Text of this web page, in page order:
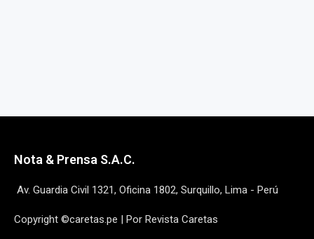
Nota & Prensa S.A.C.
Av. Guardia Civil 1321, Oficina 1802, Surquillo, Lima - Perú
Copyright ©caretas.pe | Por Revista Caretas